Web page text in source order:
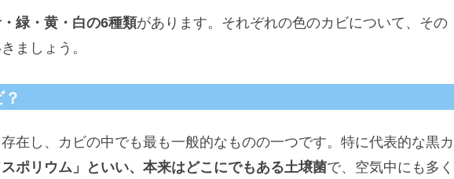
緑・黄・白の6種類があります。それぞれの色のカビについて、その
ましょう。
在し、カビの中でも最も一般的なものの一つです。特に代表的な黒カ
ポリウム」といい、本来はどこにでもある土壌菌で、空気中にも多く